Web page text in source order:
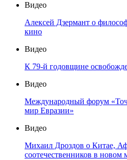
Видео
Алексей Дзермант о
кино
Видео
К 79-й годовщине
Видео
Международный форум
мир Евразии»
Видео
Михаил Дроздов о Китае,
соотечественников в новом